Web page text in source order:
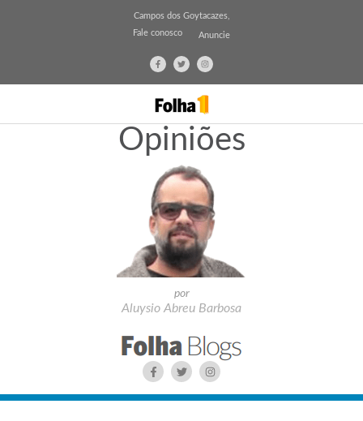
Campos dos Goytacazes,
Fale conosco
Anuncie
Opiniões
por
Aluysio Abreu Barbosa